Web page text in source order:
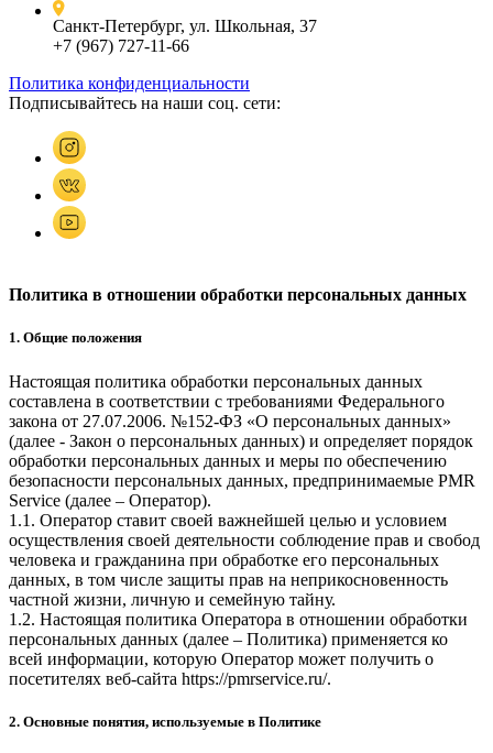
Санкт-Петербург, ул. Школьная, 37
+7 (967) 727-11-66
Политика конфиденциальности
Подписывайтесь на наши соц. сети:
Политика в отношении обработки персональных данных
1. Общие положения
Настоящая политика обработки персональных данных
составлена в соответствии с требованиями Федерального
закона от 27.07.2006. №152-ФЗ «О персональных данных»
(далее - Закон о персональных данных) и определяет порядок
обработки персональных данных и меры по обеспечению
безопасности персональных данных, предпринимаемые PMR
Service (далее – Оператор).
1.1. Оператор ставит своей важнейшей целью и условием
осуществления своей деятельности соблюдение прав и свобод
человека и гражданина при обработке его персональных
данных, в том числе защиты прав на неприкосновенность
частной жизни, личную и семейную тайну.
1.2. Настоящая политика Оператора в отношении обработки
персональных данных (далее – Политика) применяется ко
всей информации, которую Оператор может получить о
посетителях веб-сайта https://pmrservice.ru/.
2. Основные понятия, используемые в Политике